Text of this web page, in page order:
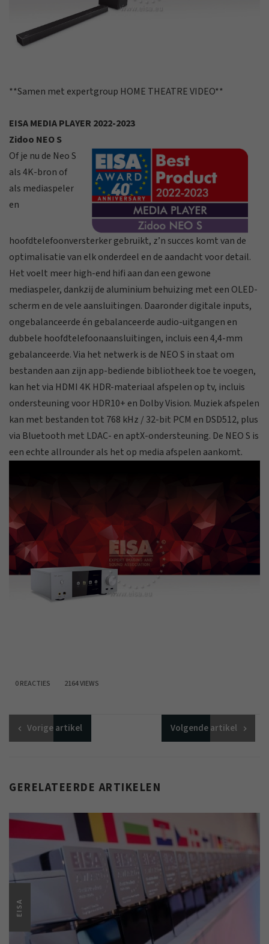
**Samen met expertgroup HOME THEATRE VIDEO**
EISA MEDIA PLAYER 2022-2023
Zidoo NEO S
Of je nu de Neo S
als 4K-bron of
als mediaspeler
en
hoofdtelefoonversterker gebruikt, z’n succes komt van de
optimalisatie van elk onderdeel en de aandacht voor detail.
Het voelt meer high-end hifi aan dan een gewone
mediaspeler, dankzij de aluminium behuizing met een OLED-
scherm en de vele aansluitingen. Daaronder digitale inputs,
ongebalanceerde én gebalanceerde audio-uitgangen en
dubbele hoofdtelefoonaansluitingen, incluis een 4,4-mm
gebalanceerde. Via het netwerk is de NEO S in staat om
bestanden aan zijn app-bediende bibliotheek toe te voegen,
kan het via HDMI 4K HDR-materiaal afspelen op tv, incluis
ondersteuning voor HDR10+ en Dolby Vision. Muziek afspelen
kan met bestanden tot 768 kHz / 32-bit PCM en DSD512, plus
via Bluetooth met LDAC- en aptX-ondersteuning. De NEO S is
een echte allrounder als het op media afspelen aankomt.
0 REACTIES 2164 VIEWS
Vorigeartikel Volgendeartikel
GERELATEERDE ARTIKELEN
EISA